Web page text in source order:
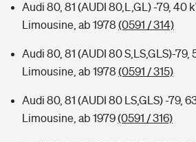
Audi 80, 81 (AUDI 80,L,GL) -79, 40
Limousine, ab 1978 (0591 / 314)
Audi 80, 81 (AUDI 80 S,LS,GLS)-79,
Limousine, ab 1978 (0591 / 315)
Audi 80, 81 (AUDI 80 LS,GLS) -79,
Limousine, ab 1979(0591 / 316)